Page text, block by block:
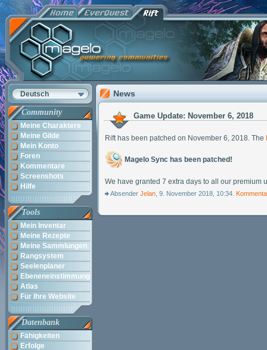
Deutsch
Community
Meine Charaktere
Meine Gilde
Mein Konto
Foren
Kommentare
Screenshots
Hilfe
Tools
Mein Inventar
Meine Rezepte
Meine Sammlungen
Rangsystem
Seelenplaner
Ebeneneinstimmung
Atlas
Für Ihre Website
Datenbank
Fähigkeiten
Erfolge
News
Game Update: November 6, 2018
Rift has been patched on November 6, 2018. The
Magelo Sync has been patched!
We have granted 7 extra days to all our premium
Absender Jelan , 9. November 2018, 10:34.